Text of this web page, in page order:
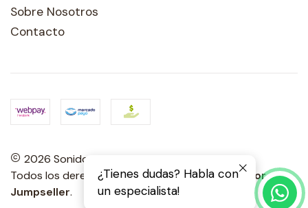
Sobre Nosotros
Contacto
2026 Sonidos Porteños.
Todos los derechos reservados.Desarrollado por
Jumpseller.
¿Tienes dudas? Habla con
un especialista!